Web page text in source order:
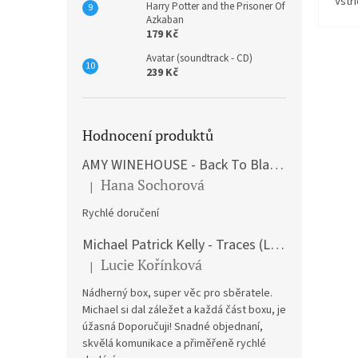
Harry Potter and the Prisoner Of
Azkaban
179 Kč
Avatar (soundtrack - CD)
239 Kč
Hodnocení produktů
AMY WINEHOUSE - Back To Black (LP)
Hodnocení produktu je 5 z 5 hvězdiček.
| Hana Sochorová
Rychlé doručení
Michael Patrick Kelly - Traces (Limited Edition) (Premium Box-Set) (LP)
Hodnocení produktu je 5 z 5 hvězdiček.
| Lucie Kořínková
Nádherný box, super věc pro sběratele.
Michael si dal záležet a každá část boxu, je
úžasná Doporučuji! Snadné objednaní,
skvělá komunikace a přiměřeně rychlé